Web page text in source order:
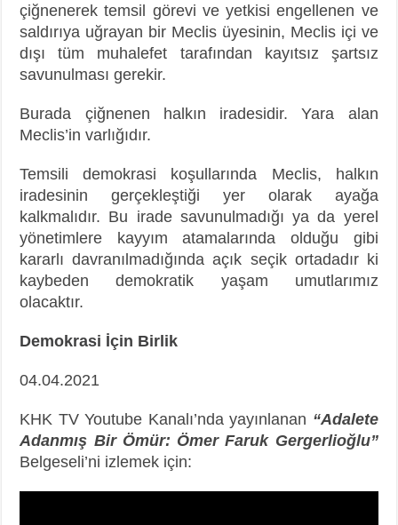
çiğnenerek temsil görevi ve yetkisi engellenen ve
saldırıya uğrayan bir Meclis üyesinin, Meclis içi ve
dışı tüm muhalefet tarafından kayıtsız şartsız
savunulması gerekir.
Burada çiğnenen halkın iradesidir. Yara alan
Meclis’in varlığıdır.
Temsili demokrasi koşullarında Meclis, halkın
iradesinin gerçekleştiği yer olarak ayağa
kalkmalıdır. Bu irade savunulmadığı ya da yerel
yönetimlere kayyım atamalarında olduğu gibi
kararlı davranılmadığında açık seçik ortadadır ki
kaybeden demokratik yaşam umutlarımız
olacaktır.
Demokrasi İçin Birlik
04.04.2021
KHK TV Youtube Kanalı’nda yayınlanan “Adalete
Adanmış Bir Ömür: Ömer Faruk Gergerlioğlu”
Belgeseli’ni izlemek için: